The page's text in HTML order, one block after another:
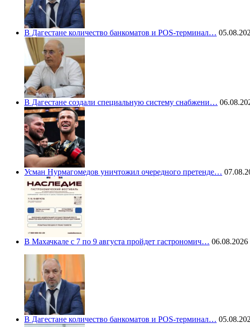
В Дагестане количество банкоматов и POS-терминал…
В Дагестане создали специальную систему снабжени…
Усман Нурмагомедов уничтожил очередного претенде…
В Махачкале с 7 по 9 августа пройдет гастрономич… 06.08.2026
В Дагестане количество банкоматов и POS-терминал…